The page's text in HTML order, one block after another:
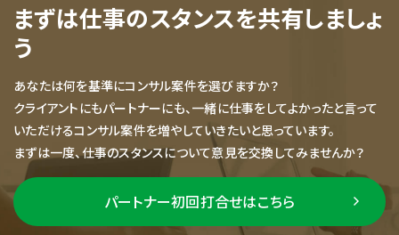
まずは仕事のスタンスを共有しましょ
う
あなたは何を基準にコンサル案件を選びますか？
クライアントにもパートナーにも、一緒に仕事をしてよかったと言って
いただけるコンサル案件を増やしていきたいと思っています。
まずは一度、仕事のスタンスについて意見を交換してみませんか？
パートナー初回打合せはこちら